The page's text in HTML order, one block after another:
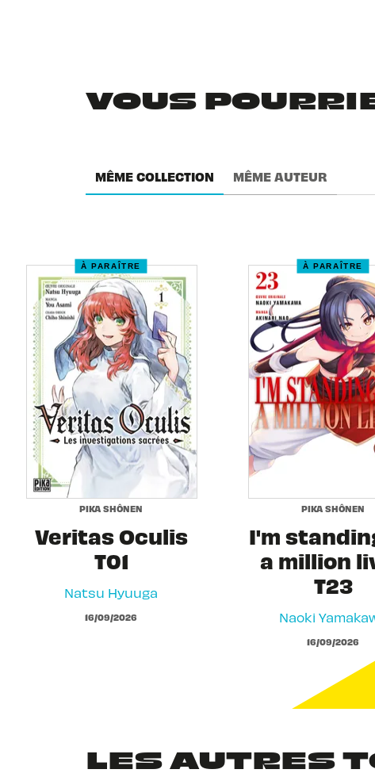
VOUS
MÊME COLLECTION MÊME AUTEUR
À PARAÎTRE
PIKA SHÔNEN
Veritas Oculis
T01
Natsu Hyuuga
16/09/2026
À PARAÎTRE
PIKA SHÔNEN
I'm
a million
T23
Naoki
16/09/2026
LES AUTRES